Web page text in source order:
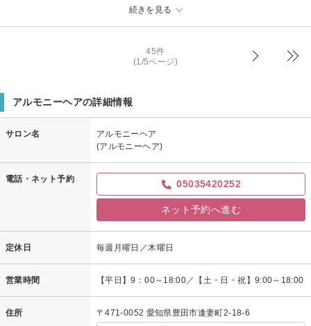
続きを見る
アルモニーヘアからの返信
これからもいろんな行事があると思いますが、よろしくお願いします。
45件
(1/5ページ)
アルモニーヘアの詳細情報
サロン名
アルモニーヘア
(アルモニーヘア)
電話・ネット予約 05035420252
ネット予約へ進む
定休日 毎週月曜日／木曜日
営業時間 【平日】9：00～18:00／【土・日・祝】9:00～18:00
住所 〒471-0052 愛知県豊田市逢妻町2-18-6